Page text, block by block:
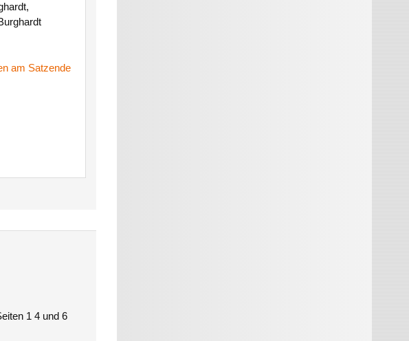
am Satzende
1 4 und 6